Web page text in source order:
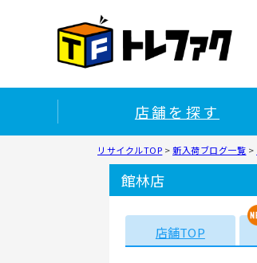
店舗を探す
リサイクルTOP >新入荷ブログ一覧 >
館林店
店舗TOP